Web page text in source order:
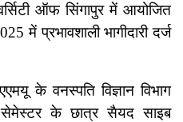
ऑफ सिंगापुर में आयोजित
में प्रभावशाली भागीदारी दर्ज
के वनस्पति विज्ञान विभाग
सेमेस्टर के छात्र सैयद साइब